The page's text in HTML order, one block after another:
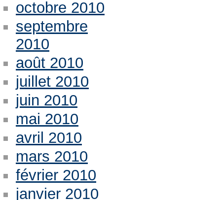
octobre 2010
septembre
2010
août 2010
juillet 2010
juin 2010
mai 2010
avril 2010
mars 2010
février 2010
janvier 2010